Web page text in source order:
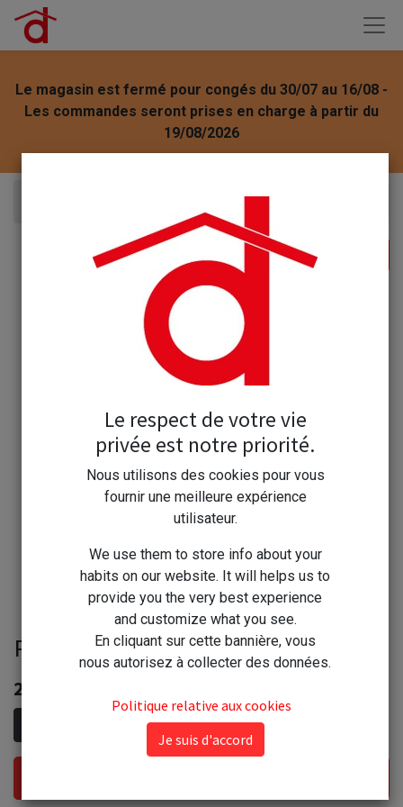
Le magasin est fermé pour congés du 30/07 au 16/08 -
Les commandes seront prises en charge à partir du
19/08/2026
Propre Odeur DS Coquelicot 5 l
Propre Odeur DS Coquelicot 5 l
28,80
Le respect de votre vie
privée est notre priorité.
Nous utilisons des cookies pour vous
fournir une meilleure expérience
utilisateur.
We use them to store info about your
habits on our website. It will helps us to
provide you the very best experience
and customize what you see.
En cliquant sur cette bannière, vous
nous autorisez à collecter des données.
Politique relative aux cookies
Je suis d'accord